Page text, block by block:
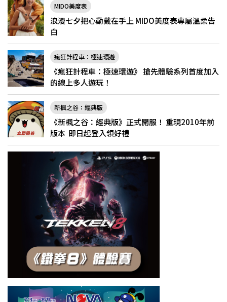
MIDO美度表
浪漫七夕把心動戴在手上 MIDO美度表專屬溫柔告
白
瘋狂計程車：極速環遊
《瘋狂計程車：極速環遊》 搶先體驗系列首度加入
的線上多人遊玩！
新楓之谷：經典版
《新楓之谷：經典版》正式開服！ 重現2010年前
版本 即日起登入領好禮